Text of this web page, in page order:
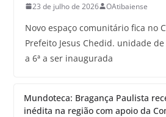
23 de julho de 2026 OAtibaiense
Novo espaço comunitário fica no
Prefeito Jesus Chedid. unidade
a 6ª a ser inaugurada
Mundoteca: Bragança Paulista
inédita na região com apoio da